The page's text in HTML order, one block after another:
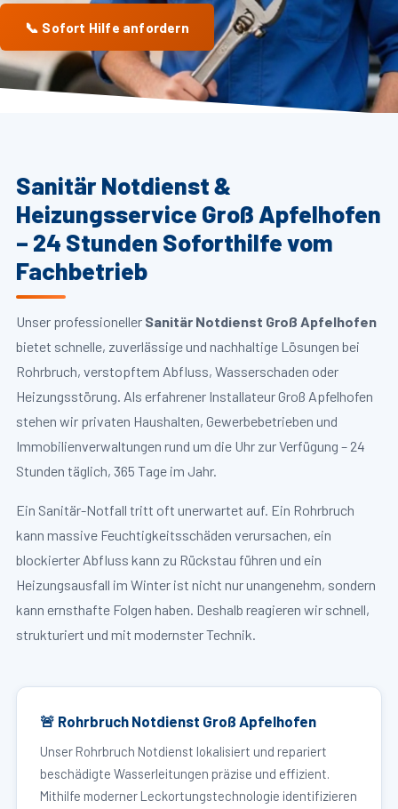
📞 Sofort Hilfe anfordern
Sanitär Notdienst &
Heizungsservice Groß Apfelhofen
– 24 Stunden Soforthilfe vom
Fachbetrieb
Unser professioneller Sanitär Notdienst Groß Apfelhofen
bietet schnelle, zuverlässige und nachhaltige Lösungen bei
Rohrbruch, verstopftem Abfluss, Wasserschaden oder
Heizungsstörung. Als erfahrener Installateur Groß Apfelhofen
stehen wir privaten Haushalten, Gewerbebetrieben und
Immobilienverwaltungen rund um die Uhr zur Verfügung – 24
Stunden täglich, 365 Tage im Jahr.
Ein Sanitär-Notfall tritt oft unerwartet auf. Ein Rohrbruch
kann massive Feuchtigkeitsschäden verursachen, ein
blockierter Abfluss kann zu Rückstau führen und ein
Heizungsausfall im Winter ist nicht nur unangenehm, sondern
kann ernsthafte Folgen haben. Deshalb reagieren wir schnell,
strukturiert und mit modernster Technik.
🚨 Rohrbruch Notdienst Groß Apfelhofen
Unser Rohrbruch Notdienst lokalisiert und repariert
beschädigte Wasserleitungen präzise und effizient.
Mithilfe moderner Leckortungstechnologie identifizieren